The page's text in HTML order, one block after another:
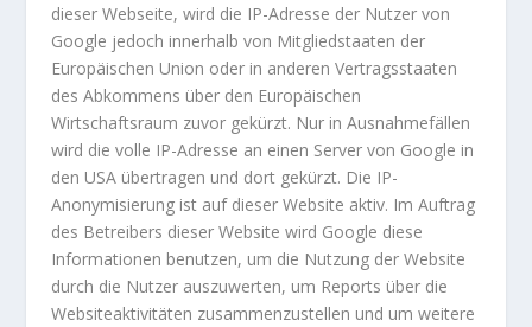
dieser Webseite, wird die IP-Adresse der Nutzer von
Google jedoch innerhalb von Mitgliedstaaten der
Europäischen Union oder in anderen Vertragsstaaten
des Abkommens über den Europäischen
Wirtschaftsraum zuvor gekürzt. Nur in Ausnahmefällen
wird die volle IP-Adresse an einen Server von Google in
den USA übertragen und dort gekürzt. Die IP-
Anonymisierung ist auf dieser Website aktiv. Im Auftrag
des Betreibers dieser Website wird Google diese
Informationen benutzen, um die Nutzung der Website
durch die Nutzer auszuwerten, um Reports über die
Websiteaktivitäten zusammenzustellen und um weitere